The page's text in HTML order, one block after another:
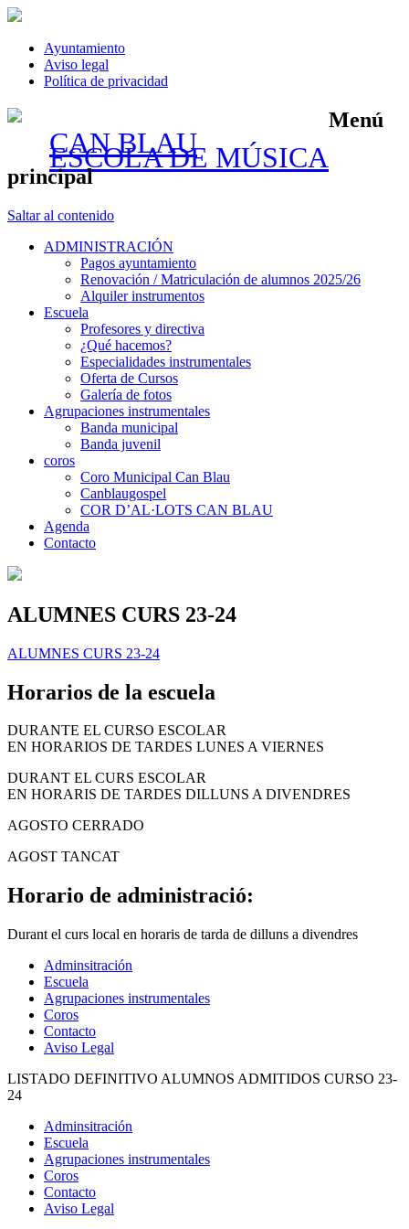
Ayuntamiento
Aviso legal
Política de privacidad
CAN BLAU
ESCOLA DE MÚSICA
Menú
principal
Saltar al contenido
ADMINISTRACIÓN
Pagos ayuntamiento
Renovación / Matriculación de alumnos 2025/26
Alquiler instrumentos
Escuela
Profesores y directiva
¿Qué hacemos?
Especialidades instrumentales
Oferta de Cursos
Galería de fotos
Agrupaciones instrumentales
Banda municipal
Banda juvenil
coros
Coro Municipal Can Blau
Canblaugospel
COR D’AL·LOTS CAN BLAU
Agenda
Contacto
ALUMNES CURS 23-24
ALUMNES CURS 23-24
Horarios de la escuela
DURANTE EL CURSO ESCOLAR
EN HORARIOS DE TARDES LUNES A VIERNES
DURANT EL CURS ESCOLAR
EN HORARIS DE TARDES DILLUNS A DIVENDRES
AGOSTO CERRADO
AGOST TANCAT
Horario de administració:
Durant el curs local en horaris de tarda de dilluns a divendres
Adminsitración
Escuela
Agrupaciones instrumentales
Coros
Contacto
Aviso Legal
LISTADO DEFINITIVO ALUMNOS ADMITIDOS CURSO 23-
24
Adminsitración
Escuela
Agrupaciones instrumentales
Coros
Contacto
Aviso Legal